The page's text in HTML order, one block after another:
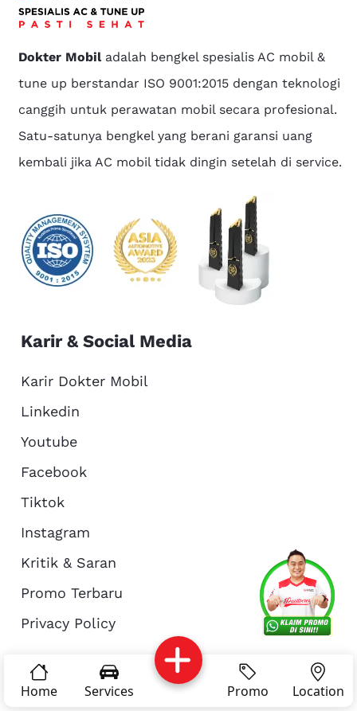
About Us
Reservasi Article
Home Services Promo Location
Dokter Mobiladalah bengkel spesialis AC mobil &
tune up berstandar ISO 9001:2015 dengan teknologi
canggih untuk perawatan mobil secara profesional.
Satu-satunya bengkel yang berani garansi uang
kembali jika AC mobil tidak dingin setelah di service.
Karir & Social Media
Karir Dokter Mobil
Linkedin
Youtube
Facebook
Tiktok
Instagram
Kritik & Saran
Promo Terbaru
Privacy Policy
© Copyright 2026 - Dokter Mobil Indonesia